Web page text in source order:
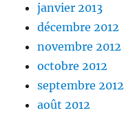
janvier 2013
décembre 2012
novembre 2012
octobre 2012
septembre 2012
août 2012